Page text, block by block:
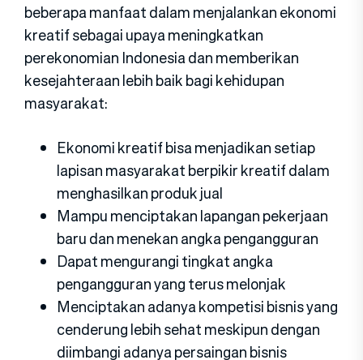
beberapa manfaat dalam menjalankan ekonomi
kreatif sebagai upaya meningkatkan
perekonomian Indonesia dan memberikan
kesejahteraan lebih baik bagi kehidupan
masyarakat:
Ekonomi kreatif bisa menjadikan setiap
lapisan masyarakat berpikir kreatif dalam
menghasilkan produk jual
Mampu menciptakan lapangan pekerjaan
baru dan menekan angka pengangguran
Dapat mengurangi tingkat angka
pengangguran yang terus melonjak
Menciptakan adanya kompetisi bisnis yang
cenderung lebih sehat meskipun dengan
diimbangi adanya persaingan bisnis